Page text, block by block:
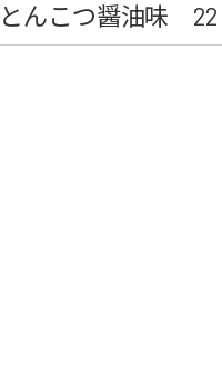
こつ醤油味 22